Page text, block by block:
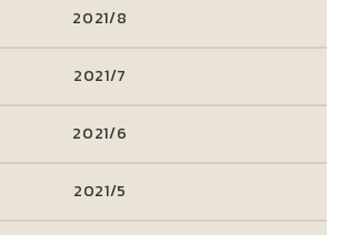
2021/8
2021/7
2021/6
2021/5